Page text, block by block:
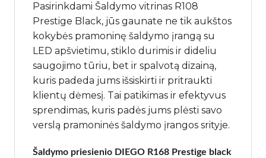
Pasirinkdami Šaldymo vitrinas R108
Prestige Black, jūs gaunate ne tik aukštos
kokybės pramoninę šaldymo įrangą su
LED apšvietimu, stiklo durimis ir dideliu
saugojimo tūriu, bet ir spalvotą dizainą,
kuris padeda jums išsiskirti ir pritraukti
klientų dėmesį. Tai patikimas ir efektyvus
sprendimas, kuris padės jums plėsti savo
verslą pramoninės šaldymo įrangos srityje.
Šaldymo priesienio DIEGO R168 Prestige black